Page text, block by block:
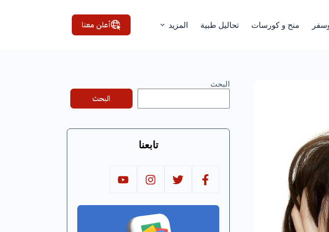
منح و كورسات تحاليل طبية المزيد أعلن معنا
البحث
البحث
تابعنا